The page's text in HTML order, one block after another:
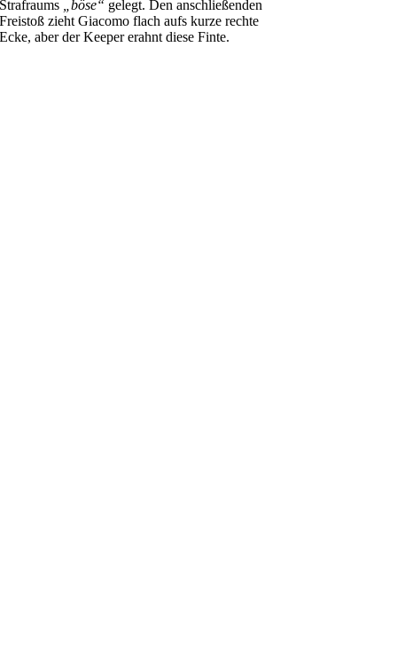
Strafraums „böse“ gelegt. Den anschließenden
Freistoß zieht Giacomo flach aufs kurze rechte
Ecke, aber der Keeper erahnt diese Finte.